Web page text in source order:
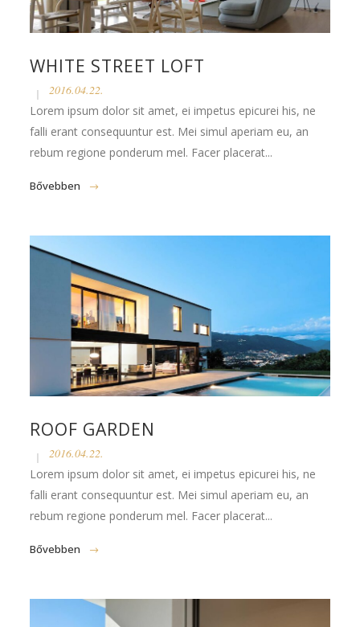
WHITE STREET LOFT
2016.04.22.
Lorem ipsum dolor sit amet, ei impetus epicurei his, ne
falli erant consequuntur est. Mei simul aperiam eu, an
rebum regione ponderum mel. Facer placerat...
Bővebben
ROOF GARDEN
2016.04.22.
Lorem ipsum dolor sit amet, ei impetus epicurei his, ne
falli erant consequuntur est. Mei simul aperiam eu, an
rebum regione ponderum mel. Facer placerat...
Bővebben